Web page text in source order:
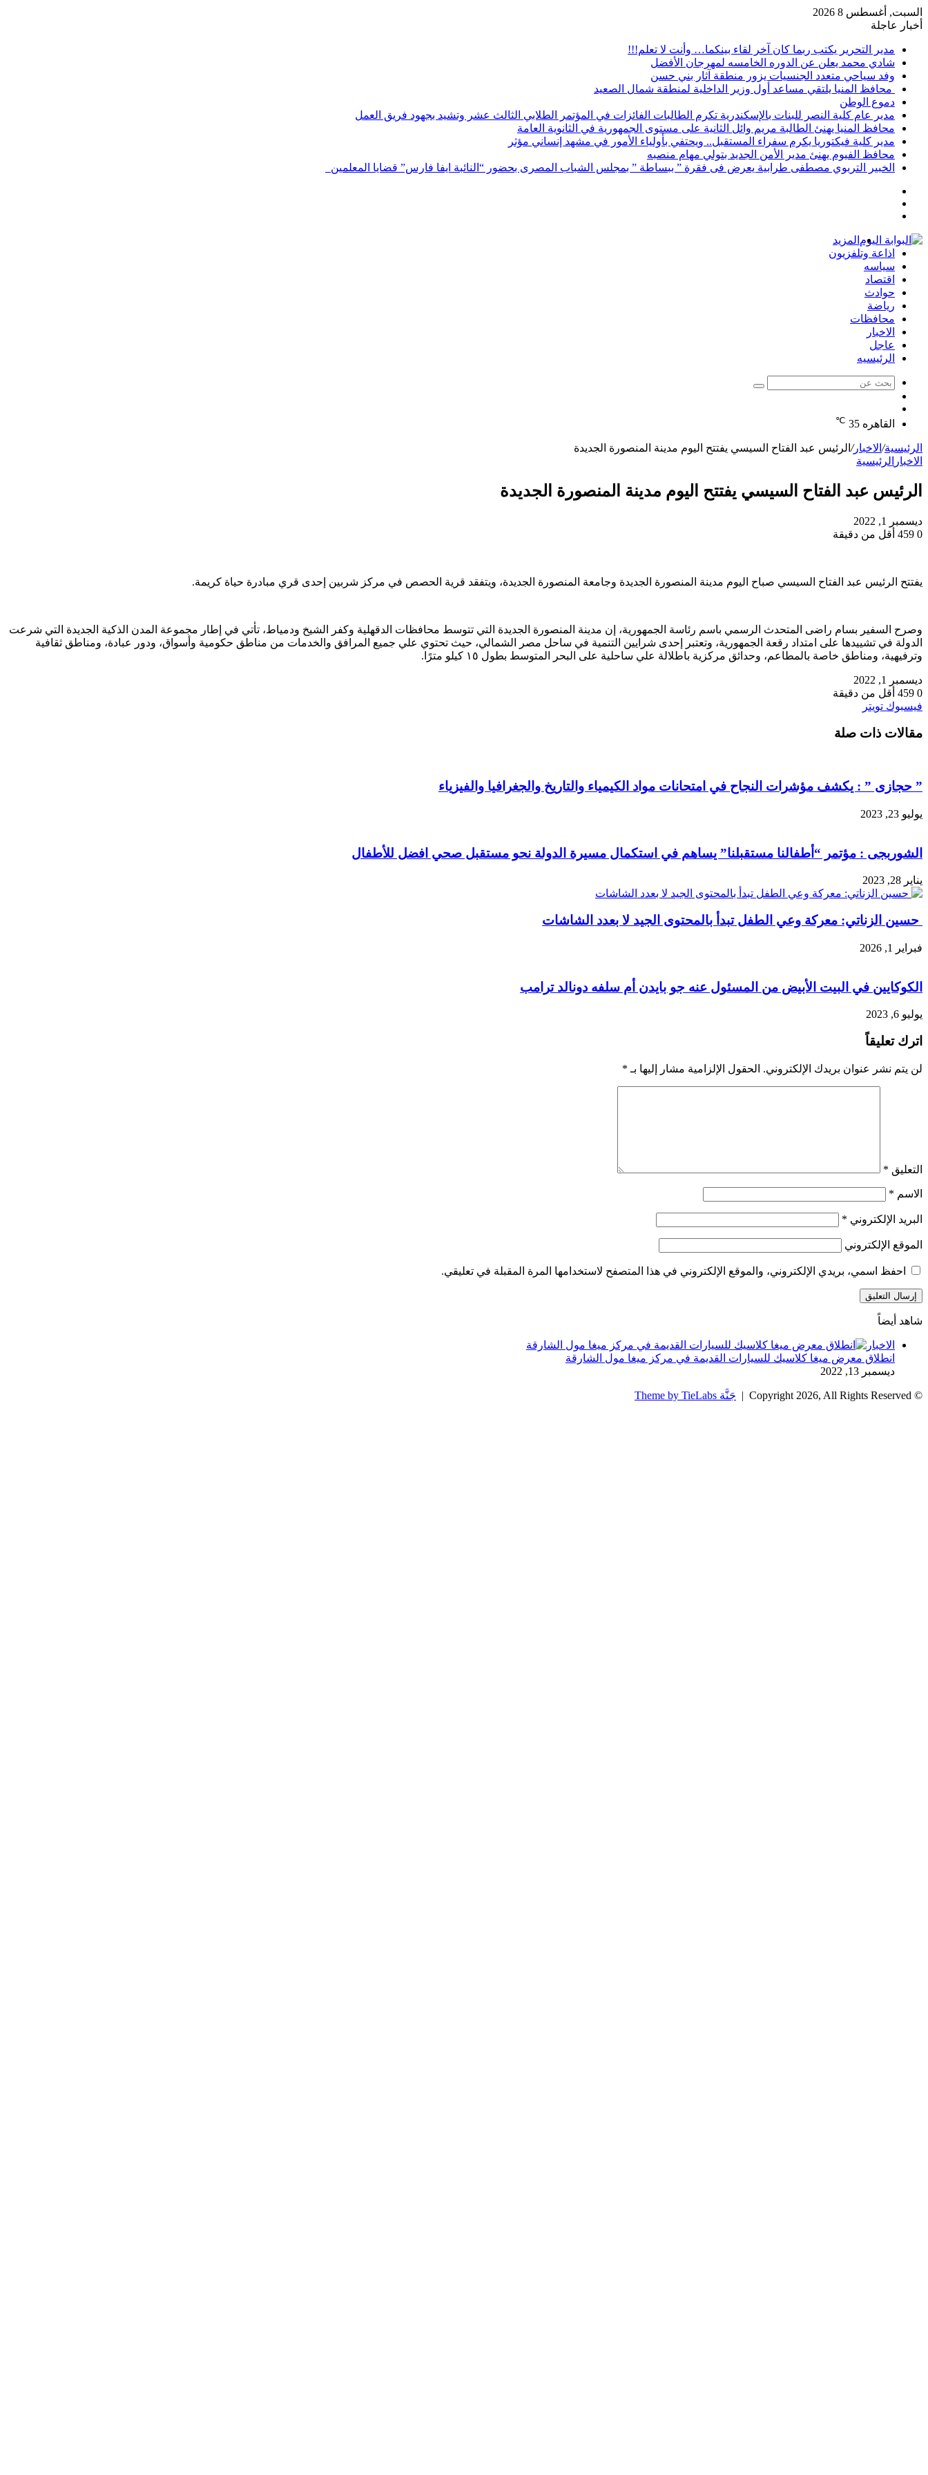
السبت, أغسطس 8 2026
أخبار عاجلة
مدير التحرير يكتب ربما كان آخر لقاء بينكما… وأنت لا تعلم!!!
شادي محمد يعلن عن الدوره الخامسه لمهرجان الأفضل
وفد سياحي متعدد الجنسيات يزور منطقة آثار بني حسن
محافظ المنيا يلتقي مساعد أول وزير الداخلية لمنطقة شمال الصعيد
دموع الوطن
مدير عام كلية النصر للبنات بالإسكندرية تكرم الطالبات الفائزات في المؤتمر الطلابي الثالث عشر وتشيد بجهود فريق العمل
محافظ المنيا يهنئ الطالبة مريم وائل الثانية على مستوى الجمهورية في الثانوية العامة
مدير كلية فيكتوريا يكرم سفراء المستقبل.. ويحتفي بأولياء الأمور في مشهد إنساني مؤثر
محافظ الفيوم يهنئ مدير الأمن الجديد بتولي مهام منصبه
الخبير التربوي مصطفى طرابية يعرض فى فقرة ” ببساطة ” بمجلس الشباب المصرى بحضور “النائبة ايفا فارس” قضايا المعلمين
المزيد
اذاعة وتلفزيون
سياسه
اقتصاد
حوادث
رياضة
محافظات
الاخبار
عاجل
الرئيسيه
بحث
عشوائي
القاهره 35
℃
الرئيسية/ الاخبار/ الرئيس عبد الفتاح السيسي يفتتح اليوم مدينة المنصورة الجديدة
الاخبار الرئيسية
الرئيس عبد الفتاح السيسي يفتتح اليوم مدينة المنصورة الجديدة
ديسمبر 1, 2022
0
أقل من دقيقة
يفتتح الرئيس عبد الفتاح السيسي صباح اليوم مدينة المنصورة الجديدة وجامعة المنصورة الجديدة، ويتفقد قرية الحصص في مركز شربين إحدى قري مبادرة حياة كريمة.
وصرح السفير بسام راضى المتحدث الرسمي باسم رئاسة الجمهورية، إن مدينة المنصورة الجديدة التي تتوسط محافظات الدقهلية وكفر الشيخ ودمياط، تأتي في إطار مجموعة المدن الذكية الجديدة التي شرعت
الدولة في تشييدها على امتداد رقعة الجمهورية، وتعتبر إحدى شرايين التنمية في ساحل مصر الشمالي، حيث تحتوي علي جميع المرافق والخدمات من مناطق حكومية وأسواق، ودور عبادة، ومناطق ثقافية
وترفيهية، ومناطق خاصة بالمطاعم، وحدائق مركزية باطلالة علي ساحلية على البحر المتوسط بطول ١٥ كيلو مترًا.
ديسمبر 1, 2022
0
أقل من دقيقة
فيسبوك تويتر
البريد
مقالات ذات صلة
” حجازى ” : يكشف مؤشرات النجاح في امتحانات مواد الكيمياء والتاريخ والجغرافيا والفيزياء
يوليو 23, 2023
الشوربجى : مؤتمر “أطفالنا مستقبلنا” يساهم في استكمال مسيرة الدولة نحو مستقبل صحي افضل للأطفال
يناير 28, 2023
حسين الزناتي: معركة وعي الطفل تبدأ بالمحتوى الجيد لا بعدد الشاشات
فبراير 1, 2026
الكوكايين في البيت الأبيض من المسئول عنه جو بايدن أم سلفه دونالد ترامب
يوليو 6, 2023
اترك تعليقاً
لن يتم نشر عنوان بريدك الإلكتروني. الحقول الإلزامية مشار إليها بـ *
التعليق *
الاسم *
البريد الإلكتروني *
الموقع الإلكتروني
احفظ اسمي، بريدي الإلكتروني، والموقع الإلكتروني في هذا المتصفح لاستخدامها المرة المقبلة في تعليقي.
شاهد أيضاً
الاخبار
انطلاق معرض ميغا كلاسيك للسيارات القديمة في مركز ميغا مول الشارقة
ديسمبر 13, 2022
© Copyright 2026, All Rights Reserved |
جَنَّة Theme by TieLabs